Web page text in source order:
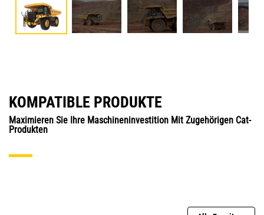
KOMPATIBLE PRODUKTE
Maximieren Sie Ihre Maschineninvestition Mit Zugehörigen Cat-
Produkten